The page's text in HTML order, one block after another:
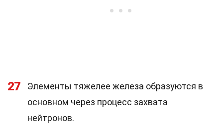
27
Элементы тяжелее железа образуются в
основном через процесс захвата
нейтронов.